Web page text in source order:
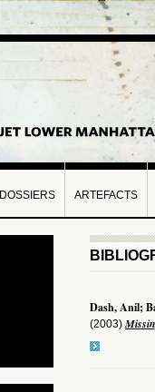
DOSSIERS ARTEFACTS
Dash, Anil;
(2003)